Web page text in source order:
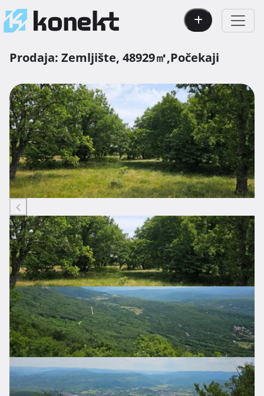
Prodaja: Zemljište, 48929㎡,Počekaji